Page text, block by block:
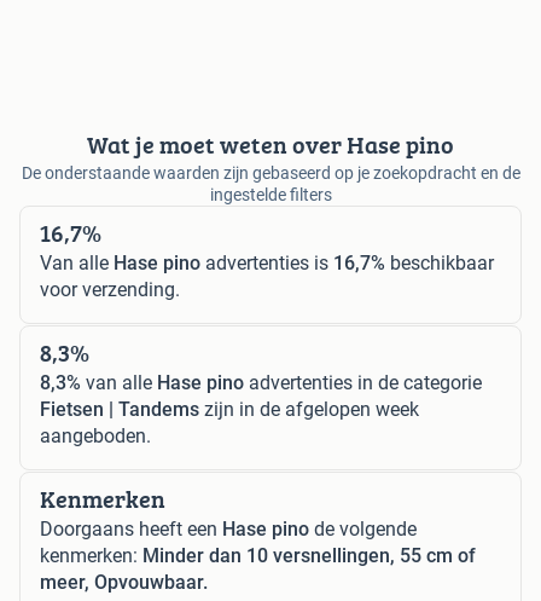
Wat je moet weten over Hase pino
De onderstaande waarden zijn gebaseerd op je zoekopdracht en de
ingestelde filters
16,7%
Van alle Hase pino advertenties is 16,7% beschikbaar
voor verzending.
8,3%
8,3% van alle Hase pino advertenties in de categorie
Fietsen | Tandems zijn in de afgelopen week
aangeboden.
Kenmerken
Doorgaans heeft een Hase pino de volgende
kenmerken: Minder dan 10 versnellingen, 55 cm of
meer, Opvouwbaar.